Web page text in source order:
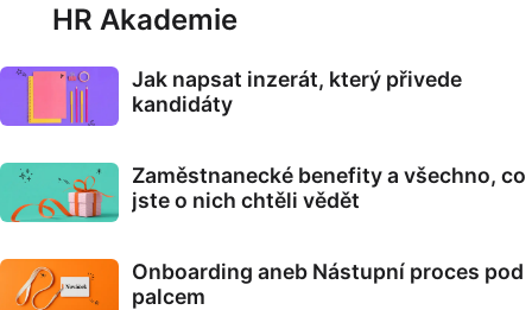
HR Akademie
Jak napsat inzerát, který přivede
kandidáty
Zaměstnanecké benefity a všechno, co
jste o nich chtěli vědět
Onboarding aneb Nástupní proces pod
palcem